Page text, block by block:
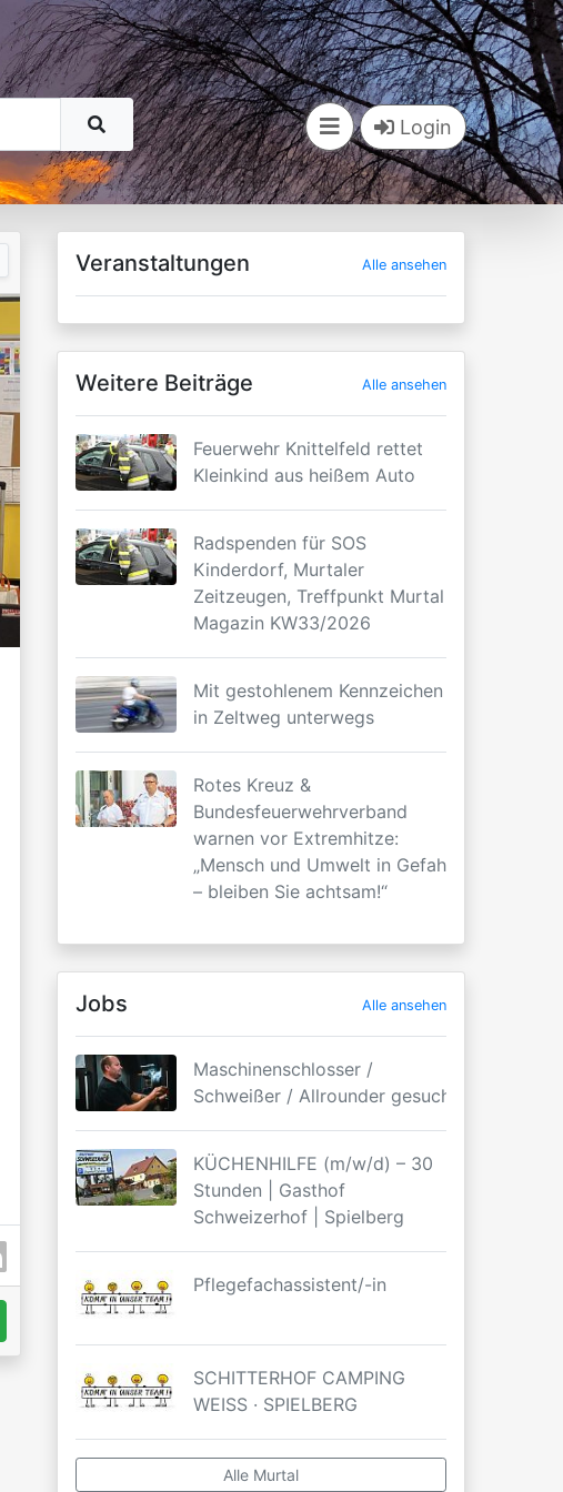
Login
Veranstaltungen Alle ansehen
Weitere Beiträge Alle ansehen
Feuerwehr Knittelfeld rettet
Kleinkind aus heißem Auto
Radspenden für SOS
Kinderdorf, Murtaler
Zeitzeugen, Treffpunkt Murtal
Magazin KW33/2026
Mit gestohlenem Kennzeichen
in Zeltweg unterwegs
Rotes Kreuz &
Bundesfeuerwehrverband
warnen vor Extremhitze:
„Mensch und Umwelt in Gefahr
– bleiben Sie achtsam!“
Jobs Alle ansehen
Maschinenschlosser /
Schweißer / Allrounder gesucht
KÜCHENHILFE (m/w/d) – 30
Stunden | Gasthof
Schweizerhof | Spielberg
Pflegefachassistent/-in
SCHITTERHOF CAMPING
WEISS · SPIELBERG
Alle Murtal